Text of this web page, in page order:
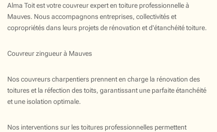
Alma Toit est votre couvreur expert en toiture professionnelle à
Mauves. Nous accompagnons entreprises, collectivités et
copropriétés dans leurs projets de rénovation et d'étanchéité toiture.
Couvreur zingueur à Mauves
Nos couvreurs charpentiers prennent en charge la rénovation des
toitures et la réfection des toits, garantissant une parfaite étanchéité
et une isolation optimale.
Nos interventions sur les toitures professionnelles permettent